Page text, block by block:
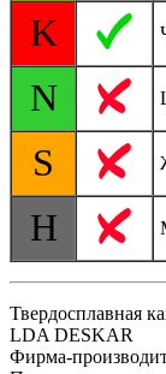
K
N
S
H
Твердосплавная
LDA DESKAR
Фирма-